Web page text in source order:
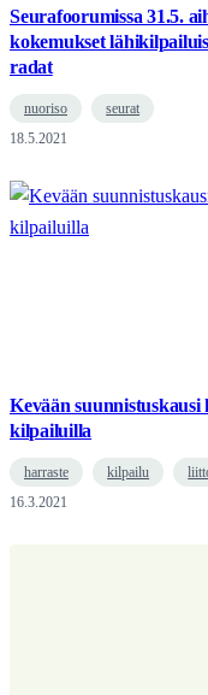
Seurafoorumissa 31.5.
kokemukset
radat
nuoriso
seurat
18.5.2021
Kevään
kilpailuilla
harraste kilpailu
16.3.2021